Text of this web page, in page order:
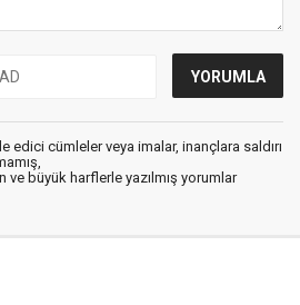
edici cümleler veya imalar, inançlara saldırı
ve büyük harflerle yazılmış yorumlar